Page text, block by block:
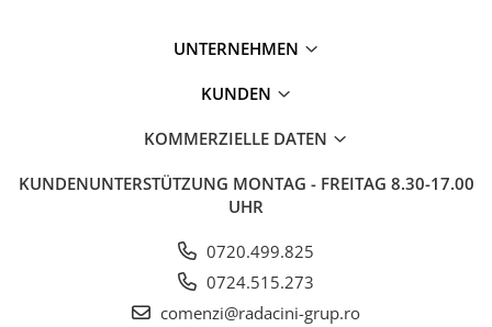
UNTERNEHMEN
KUNDEN
KOMMERZIELLE DATEN
KUNDENUNTERSTÜTZUNG MONTAG - FREITAG 8.30-17.00
UHR
0720.499.825
0724.515.273
comenzi@radacini-grup.ro